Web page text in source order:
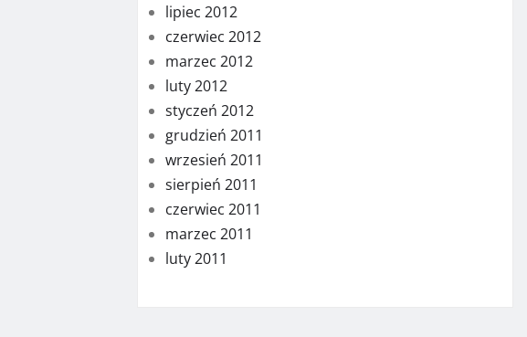
lipiec 2012
czerwiec 2012
marzec 2012
luty 2012
styczeń 2012
grudzień 2011
wrzesień 2011
sierpień 2011
czerwiec 2011
marzec 2011
luty 2011